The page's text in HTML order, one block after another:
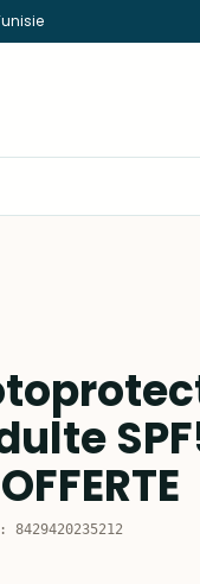
: 8429420235212